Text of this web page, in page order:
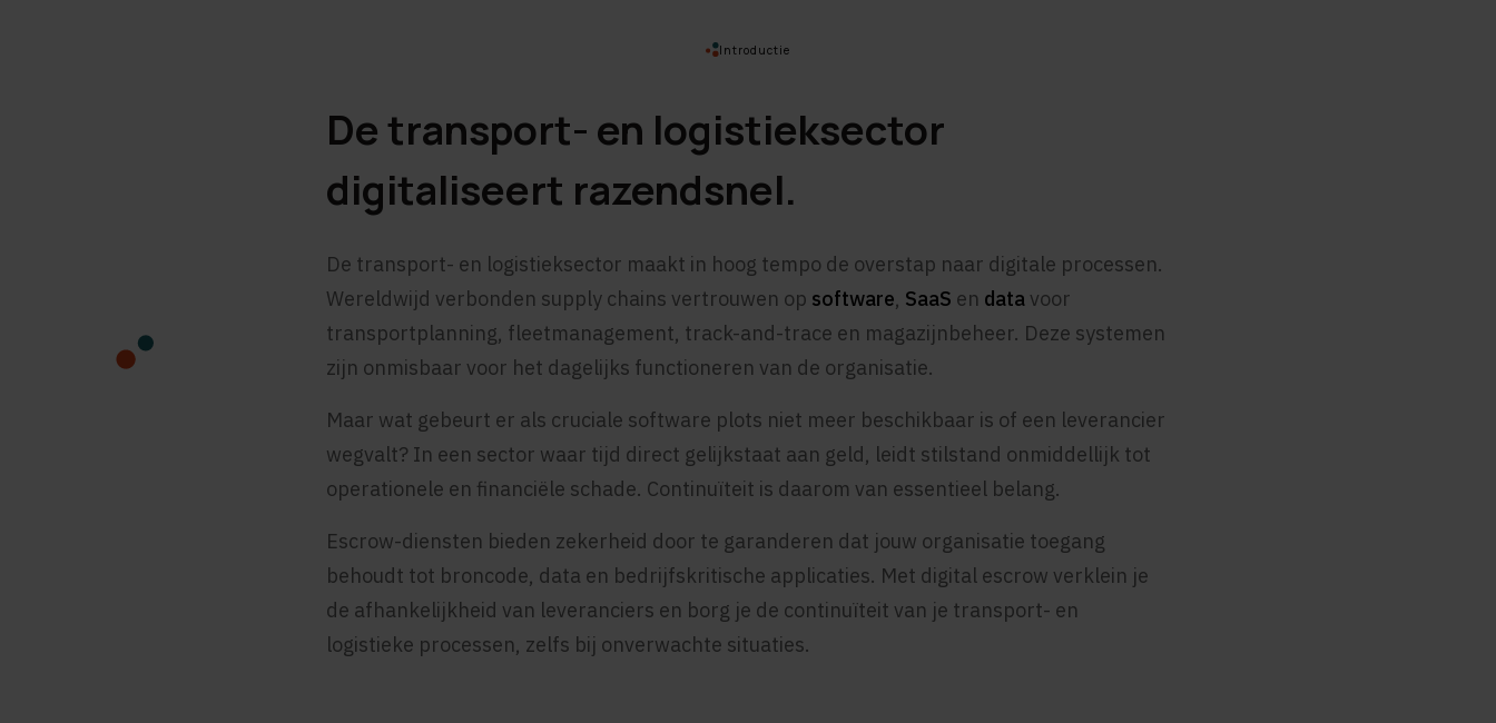
Introductie
De transport- en logistieksector
digitaliseert razendsnel.
De transport- en logistieksector maakt in hoog tempo de overstap naar digitale processen.
Wereldwijd verbonden supply chains vertrouwen op software, SaaS en datavoor
transportplanning, fleetmanagement, track-and-trace en magazijnbeheer. Deze systemen
zijn onmisbaar voor het dagelijks functioneren van de organisatie.
Maar wat gebeurt er als cruciale software plots niet meer beschikbaar is of een leverancier
wegvalt? In een sector waar tijd direct gelijkstaat aan geld, leidt stilstand onmiddellijk tot
operationele en financiële schade. Continuïteit is daarom van essentieel belang.
Escrow-diensten bieden zekerheid door te garanderen dat jouw organisatie toegang
behoudt tot broncode, data en bedrijfskritische applicaties. Met digital escrow verklein je
de afhankelijkheid van leveranciers en borg je de continuïteit van je transport- en
logistieke processen, zelfs bij onverwachte situaties.